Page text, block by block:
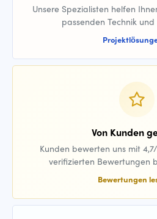
Unsere Spezialisten helfen
passenden Technik
Von Kunden
Kunden bewerten uns mit
verifizierten Bewertungen
Bewertungen